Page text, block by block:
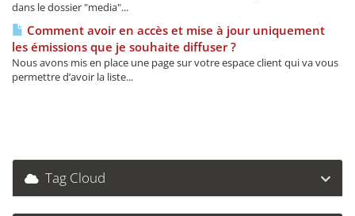
dans le dossier "media"...
Comment avoir en accès et mise à jour uniquement
les émissions que je souhaite diffuser ?
Nous avons mis en place une page sur votre espace client qui va vous
permettre d’avoir la liste...
Tag Cloud